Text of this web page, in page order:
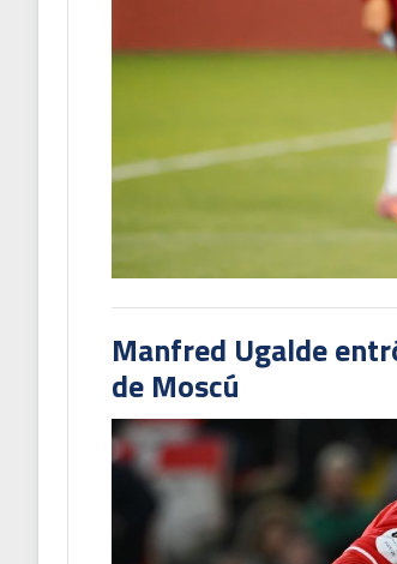
Manfred Ugalde
de Moscú